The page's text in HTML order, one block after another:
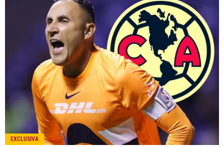
EXCLUSIVA